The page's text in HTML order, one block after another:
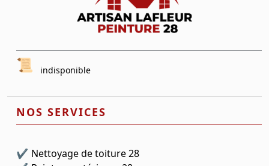
indisponible
NOS SERVICES
Nettoyage de toiture 28